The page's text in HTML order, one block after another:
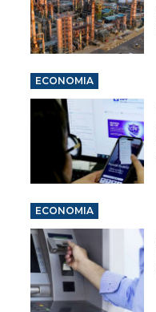
ECONOMIA
ECONOMIA